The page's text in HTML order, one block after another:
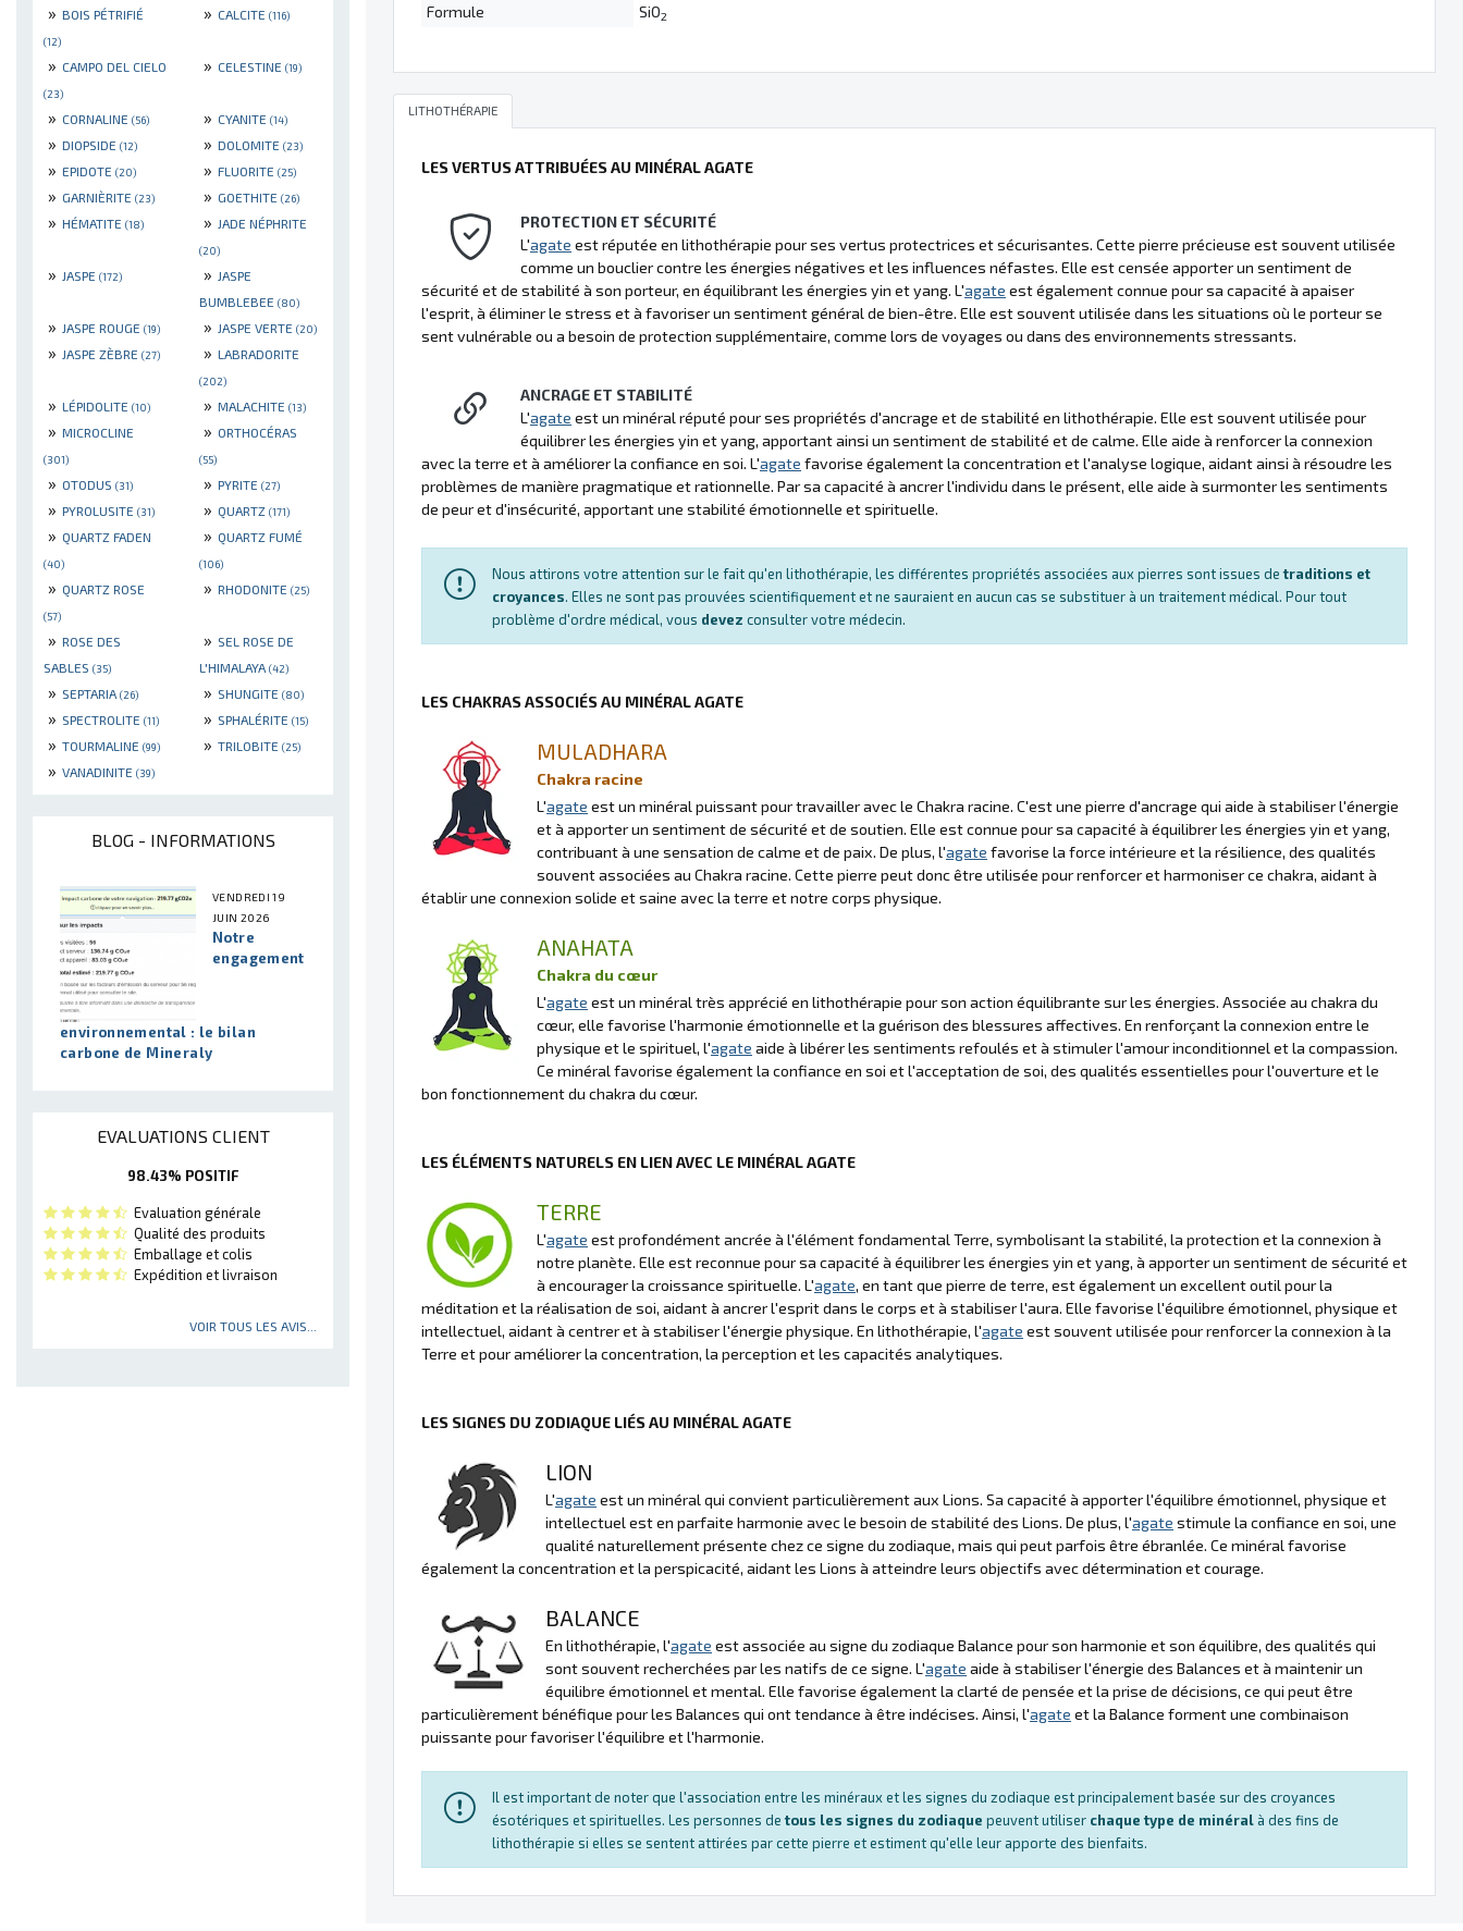
» BOIS PÉTRIFIÉ
(12)
» CALCITE (116)
» CAMPO DEL CIELO
(23)
» CELESTINE (19)
» CORNALINE (56) » CYANITE (14)
» DIOPSIDE (12) » DOLOMITE (23)
» EPIDOTE (20) » FLUORITE (25)
» GARNIÈRITE (23) » GOETHITE (26)
» HÉMATITE (18) » JADE NÉPHRITE
(20)
» JASPE (172) » JASPE
BUMBLEBEE (80)
» JASPE ROUGE (19) » JASPE VERTE (20)
» JASPE ZÈBRE (27) » LABRADORITE
(202)
» LÉPIDOLITE (10) » MALACHITE (13)
» MICROCLINE
(301)
» ORTHOCÉRAS
(55)
» OTODUS (31) » PYRITE (27)
» PYROLUSITE (31) » QUARTZ (171)
» QUARTZ FADEN
(40)
» QUARTZ FUMÉ
(106)
» QUARTZ ROSE
(57)
» RHODONITE (25)
» ROSE DES
SABLES (35)
» SEL ROSE DE
L'HIMALAYA (42)
» SEPTARIA (26) » SHUNGITE (80)
» SPECTROLITE (11) » SPHALÉRITE (15)
» TOURMALINE (99) » TRILOBITE (25)
» VANADINITE (39)
BLOG - INFORMATIONS
VENDREDI 19
JUIN 2026
Notre
engagement
environnemental : le bilan
carbone de Mineraly
EVALUATIONS CLIENT
98.43% POSITIF
Evaluation générale
Qualité des produits
Emballage et colis
Expédition et livraison
VOIR TOUS LES AVIS...
Formule
SiO2
LITHOTHÉRAPIE
LES VERTUS ATTRIBUÉES AU MINÉRAL AGATE
PROTECTION ET SÉCURITÉ
L'agate est réputée en lithothérapie pour ses vertus protectrices et sécurisantes. Cette pierre précieuse est souvent utilisée
comme un bouclier contre les énergies négatives et les influences néfastes. Elle est censée apporter un sentiment de
sécurité et de stabilité à son porteur, en équilibrant les énergies yin et yang. L'agate est également connue pour sa capacité à apaiser
l'esprit, à éliminer le stress et à favoriser un sentiment général de bien-être. Elle est souvent utilisée dans les situations où le porteur se
sent vulnérable ou a besoin de protection supplémentaire, comme lors de voyages ou dans des environnements stressants.
ANCRAGE ET STABILITÉ
L'agate est un minéral réputé pour ses propriétés d'ancrage et de stabilité en lithothérapie. Elle est souvent utilisée pour
équilibrer les énergies yin et yang, apportant ainsi un sentiment de stabilité et de calme. Elle aide à renforcer la connexion
avec la terre et à améliorer la confiance en soi. L'agate favorise également la concentration et l'analyse logique, aidant ainsi à résoudre les
problèmes de manière pragmatique et rationnelle. Par sa capacité à ancrer l'individu dans le présent, elle aide à surmonter les sentiments
de peur et d'insécurité, apportant une stabilité émotionnelle et spirituelle.
Nous attirons votre attention sur le fait qu'en lithothérapie, les différentes propriétés associées aux pierres sont issues de traditions et
croyances. Elles ne sont pas prouvées scientifiquement et ne sauraient en aucun cas se substituer à un traitement médical. Pour tout
problème d'ordre médical, vous devez consulter votre médecin.
LES CHAKRAS ASSOCIÉS AU MINÉRAL AGATE
MULADHARA
Chakra racine
L'agate est un minéral puissant pour travailler avec le Chakra racine. C'est une pierre d'ancrage qui aide à stabiliser l'énergie
et à apporter un sentiment de sécurité et de soutien. Elle est connue pour sa capacité à équilibrer les énergies yin et yang,
contribuant à une sensation de calme et de paix. De plus, l'agate favorise la force intérieure et la résilience, des qualités
souvent associées au Chakra racine. Cette pierre peut donc être utilisée pour renforcer et harmoniser ce chakra, aidant à
établir une connexion solide et saine avec la terre et notre corps physique.
ANAHATA
Chakra du cœur
L'agate est un minéral très apprécié en lithothérapie pour son action équilibrante sur les énergies. Associée au chakra du
cœur, elle favorise l'harmonie émotionnelle et la guérison des blessures affectives. En renforçant la connexion entre le
physique et le spirituel, l'agate aide à libérer les sentiments refoulés et à stimuler l'amour inconditionnel et la compassion.
Ce minéral favorise également la confiance en soi et l'acceptation de soi, des qualités essentielles pour l'ouverture et le
bon fonctionnement du chakra du cœur.
LES ÉLÉMENTS NATURELS EN LIEN AVEC LE MINÉRAL AGATE
TERRE
L'agate est profondément ancrée à l'élément fondamental Terre, symbolisant la stabilité, la protection et la connexion à
notre planète. Elle est reconnue pour sa capacité à équilibrer les énergies yin et yang, à apporter un sentiment de sécurité et
à encourager la croissance spirituelle. L'agate, en tant que pierre de terre, est également un excellent outil pour la
méditation et la réalisation de soi, aidant à ancrer l'esprit dans le corps et à stabiliser l'aura. Elle favorise l'équilibre émotionnel, physique et
intellectuel, aidant à centrer et à stabiliser l'énergie physique. En lithothérapie, l'agate est souvent utilisée pour renforcer la connexion à la
Terre et pour améliorer la concentration, la perception et les capacités analytiques.
LES SIGNES DU ZODIAQUE LIÉS AU MINÉRAL AGATE
LION
L'agate est un minéral qui convient particulièrement aux Lions. Sa capacité à apporter l'équilibre émotionnel, physique et
intellectuel est en parfaite harmonie avec le besoin de stabilité des Lions. De plus, l'agate stimule la confiance en soi, une
qualité naturellement présente chez ce signe du zodiaque, mais qui peut parfois être ébranlée. Ce minéral favorise
également la concentration et la perspicacité, aidant les Lions à atteindre leurs objectifs avec détermination et courage.
BALANCE
En lithothérapie, l'agate est associée au signe du zodiaque Balance pour son harmonie et son équilibre, des qualités qui
sont souvent recherchées par les natifs de ce signe. L'agate aide à stabiliser l'énergie des Balances et à maintenir un
équilibre émotionnel et mental. Elle favorise également la clarté de pensée et la prise de décisions, ce qui peut être
particulièrement bénéfique pour les Balances qui ont tendance à être indécises. Ainsi, l'agate et la Balance forment une combinaison
puissante pour favoriser l'équilibre et l'harmonie.
Il est important de noter que l'association entre les minéraux et les signes du zodiaque est principalement basée sur des croyances
ésotériques et spirituelles. Les personnes de tous les signes du zodiaque peuvent utiliser chaque type de minéralà des fins de
lithothérapie si elles se sentent attirées par cette pierre et estiment qu'elle leur apporte des bienfaits.